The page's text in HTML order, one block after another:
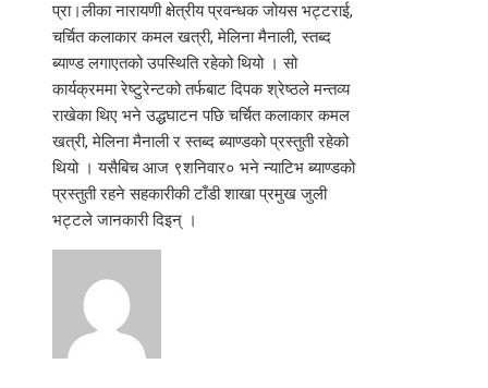
प्रा।लीका नारायणी क्षेत्रीय प्रवन्धक जोयस भट्टराई,
चर्चित कलाकार कमल खत्री, मेलिना मैनाली, स्तब्द
ब्याण्ड लगाएतको उपस्थिति रहेको थियो । सो
कार्यक्रममा रेष्टुरेन्टको तर्फबाट दिपक श्रेष्ठले मन्तव्य
राखेका थिए भने उद्धघाटन पछि चर्चित कलाकार कमल
खत्री, मेलिना मैनाली र स्तब्द ब्याण्डको प्रस्तुती रहेको
थियो । यसैबिच आज ९शनिवार० भने न्याटिभ ब्याण्डको
प्रस्तुती रहने सहकारीकी टाँडी शाखा प्रमुख जुली
भट्टले जानकारी दिइन् ।